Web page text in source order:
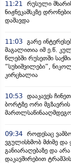
11:21
რუსული
ნიჟნეკამსკზე
დაშავდა
11:03 გარე
მაგალითია იმ ე.წ.
წლებში რუსეთში
“სუხიშვილები”,
კირცხალია
10:53 დააკავეს
ბორტზე ორი
09:34 როდესაც
ვგულისხმობ მძიმე და
განიარაღებაზე და არა
დაკავშირებით